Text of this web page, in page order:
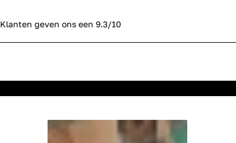
Klanten geven ons een 9.3/10